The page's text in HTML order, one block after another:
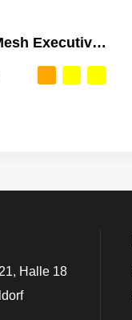
Fluo Open Mesh Executive Waistcoat
Halle 18